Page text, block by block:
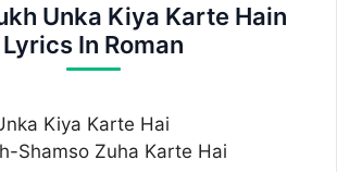
Unka Kiya Karte Hain
Lyrics In Roman
Kiya Karte Hai
Shamso Zuha Karte Hai